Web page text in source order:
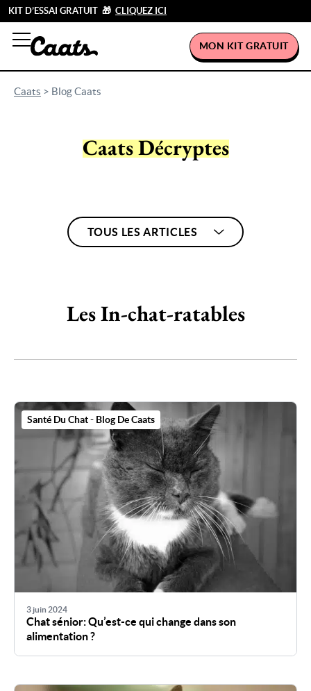
KIT D’ESSAI GRATUIT 🎁 CLIQUEZ ICI
MON KIT GRATUIT
Caats > Blog Caats
Caats Décryptes
TOUS LES ARTICLES
Les In-chat-ratables
Santé Du Chat - Blog De Caats
3 juin 2024
Chat sénior: Qu’est-ce qui change dans son
alimentation ?